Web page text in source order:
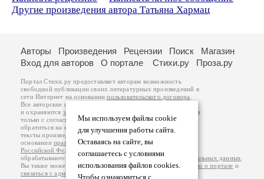
Другие произведения автора Татьяна Хармац
Мы используем файлы cookie
для улучшения работы сайта.
Оставаясь на сайте, вы
соглашаетесь с условиями
использования файлов cookies.
Чтобы ознакомиться с
Авторы Произведения Рецензии Поиск
Магазин
Вход для авторов
О портале Стихи.ру Проза.ру
Портал Стихи.ру предоставляет авторам возможность
свободной публикации своих литературных произведений в
сети Интернет на основаниипользовательского договора
Все авторские права на произведения принадлежат авторам
и охраняются законом
. Перепечатка произведений возможна
только с согласия его автора, к которому вы можете
обратиться на его авторской странице. Ответственность за
тексты произведений авторы несут самостоятельно на
основанииправил публикацииизаконодательства
Российской Федерации
обрабатываются на основанииПолитики обработки персональных данных
Вы также можете посмотреть более подробнуюинформацию о портале и
связаться с администрацией